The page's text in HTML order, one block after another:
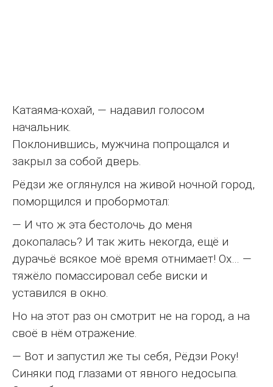
Катаяма-кохай, — надавил голосом
начальник.
Поклонившись, мужчина попрощался и
закрыл за собой дверь.
Рёдзи же оглянулся на живой ночной город,
поморщился и пробормотал:
— И что ж эта бестолочь до меня
докопалась? И так жить некогда, ещё и
дурачьё всякое моё время отнимает! Ох… —
тяжёло помассировал себе виски и
уставился в окно.
Но на этот раз он смотрит не на город, а на
своё в нём отражение.
— Вот и запустил же ты себя, Рёдзи Року!
Синяки под глазами от явного недосыпа.